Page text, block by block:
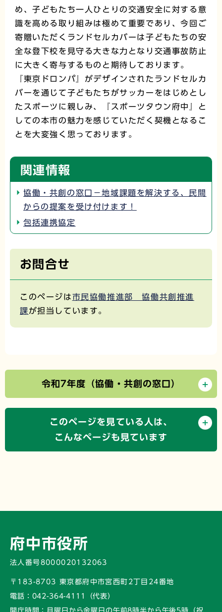
め、子どもたち一人ひとりの交通安全に対する意
識を高める取り組みは極めて重要であり、今回ご
寄贈いただくランドセルカバーは子どもたちの安
全な登下校を見守る大きな力となり交通事故防止
に大きく寄与するものと期待しております。
『東京ドロンパ』がデザインされたランドセルカ
バーを通じて子どもたちがサッカーをはじめとし
たスポーツに親しみ、『スポーツタウン府中』と
しての本市の魅力を感じていただく契機となるこ
とを大変強く思っております。
関連情報
協働・共創の窓口－地域課題を解決する、民間
からの提案を受け付けます！
包括連携協定
お問合せ
このページは市民協働推進部 協働共創推進
課が担当しています。
令和7年度（協働・共創の窓口）
このページを見ている人は、
こんなページも見ています
府中市役所
法人番号8000020132063
〒183-8703 東京都府中市宮西町2丁目24番地
電話： 042-364-4111（代表）